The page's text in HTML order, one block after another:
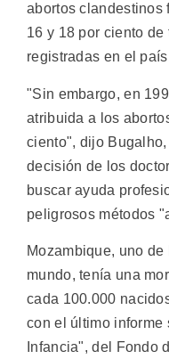
abortos clandestinos
16 y 18 por ciento
registradas en el
"Sin embargo, en
atribuida a los
ciento", dijo
decisión de los
buscar ayuda
peligrosos métodos
Mozambique, uno
mundo, tenía una
cada 100.000
con el último informe
Infancia", del Fondo